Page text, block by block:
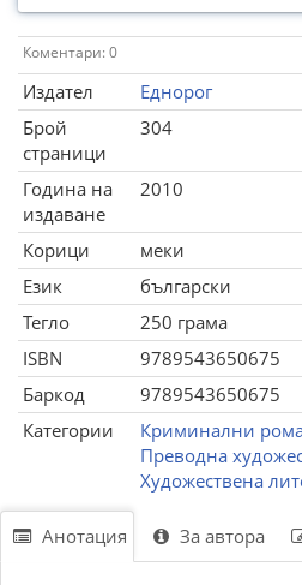
Коментари: 0
Издател
Еднорог
Брой
страници
304
Година на
издаване
2010
Корици
меки
Език
български
Тегло
250 грама
ISBN
9789543650675
Баркод
9789543650675
Категории
Криминални
Преводна
Художествена
Анотация За автора